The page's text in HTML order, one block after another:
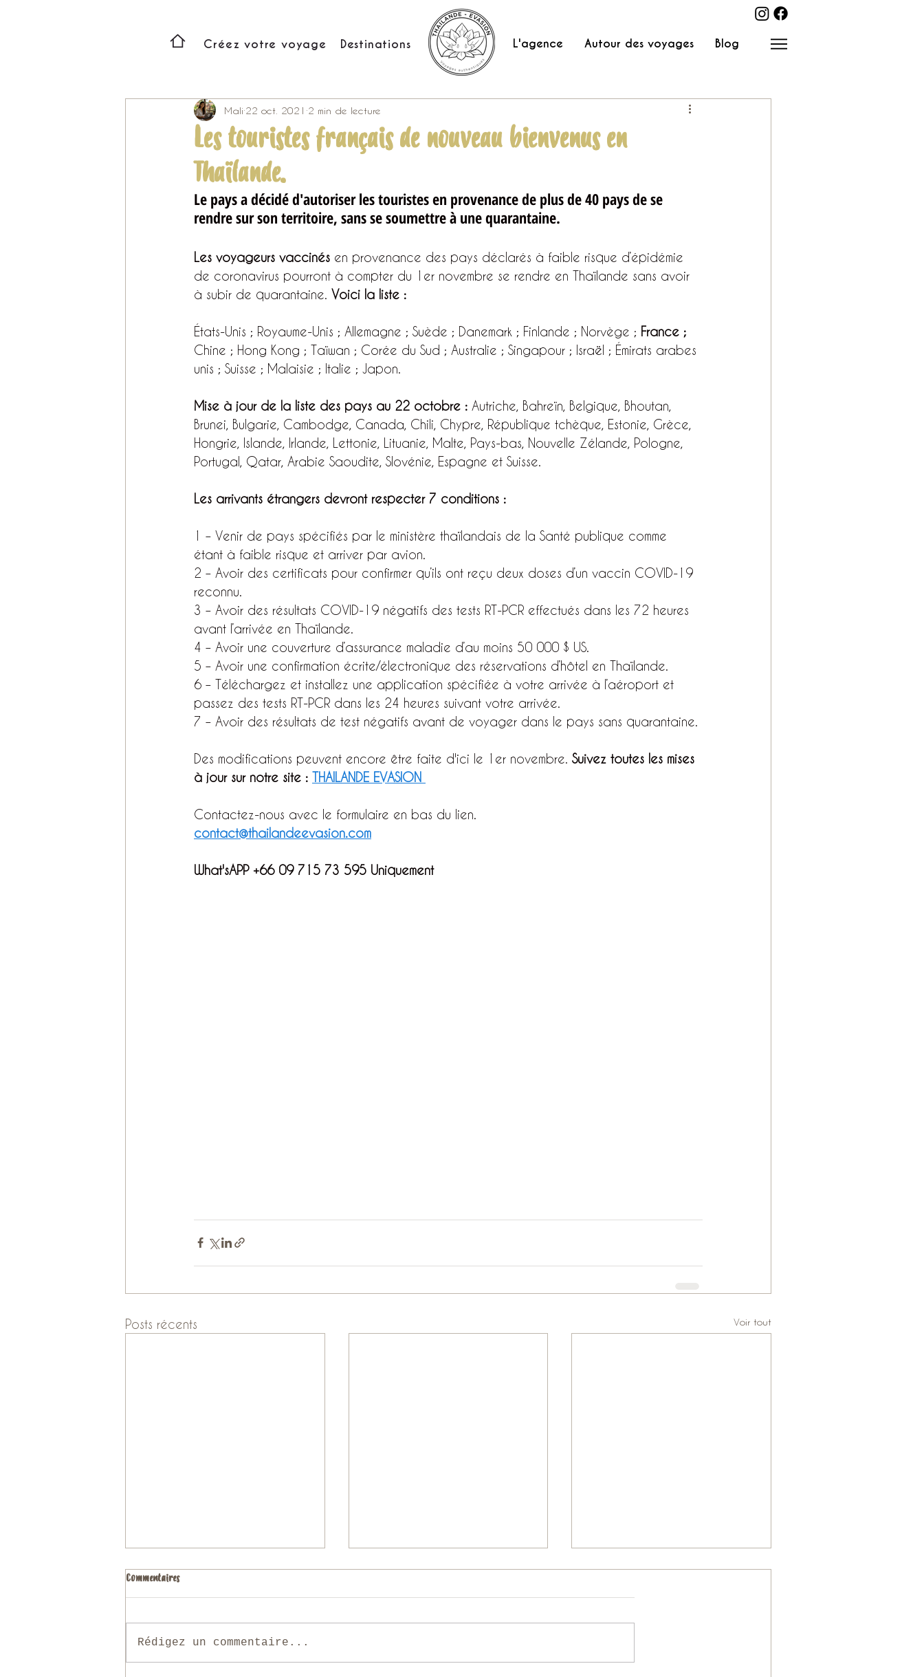
Créez votre voyage Destinations L'agence Autour des voyages Blog
Les touristes français de nouveau bienvenus en
Thaïlande.
Mali 22 oct. 2021 2 min de lecture
Le pays a décidé d'autoriser les touristes en provenance de plus de 40 pays de se
rendre sur son territoire, sans se soumettre à une quarantaine.
Les voyageurs vaccinés en provenance des pays déclarés à faible risque d’épidémie
de coronavirus pourront à compter du 1er novembre se rendre en Thaïlande sans avoir
à subir de quarantaine. Voici la liste :
États-Unis ; Royaume-Unis ; Allemagne ; Suède ; Danemark ; Finlande ; Norvège ; France ;
Chine ; Hong Kong ; Taïwan ; Corée du Sud ; Australie ; Singapour ; Israël ; Émirats arabes
unis ; Suisse ; Malaisie ; Italie ; Japon.
Mise à jour de la liste des pays au 22 octobre : Autriche, Bahreïn, Belgique, Bhoutan,
Brunei, Bulgarie, Cambodge, Canada, Chili, Chypre, République tchèque, Estonie, Grèce,
Hongrie, Islande, Irlande, Lettonie, Lituanie, Malte, Pays-bas, Nouvelle Zélande, Pologne,
Portugal, Qatar, Arabie Saoudite, Slovénie, Espagne et Suisse.
Les arrivants étrangers devront respecter 7 conditions :
1 – Venir de pays spécifiés par le ministère thaïlandais de la Santé publique comme
étant à faible risque et arriver par avion.
2 – Avoir des certificats pour confirmer qu’ils ont reçu deux doses d’un vaccin COVID-19
reconnu.
3 – Avoir des résultats COVID-19 négatifs des tests RT-PCR effectués dans les 72 heures
avant l’arrivée en Thaïlande.
4 – Avoir une couverture d’assurance maladie d’au moins 50 000 $ US.
5 – Avoir une confirmation écrite/électronique des réservations d’hôtel en Thaïlande.
6 – Téléchargez et installez une application spécifiée à votre arrivée à l’aéroport et
passez des tests RT-PCR dans les 24 heures suivant votre arrivée.
7 – Avoir des résultats de test négatifs avant de voyager dans le pays sans quarantaine.
Des modifications peuvent encore être faite d'ici le 1er novembre. Suivez toutes les mises
à jour sur notre site : THAILANDE EVASION
Contactez-nous avec le formulaire en bas du lien.
contact@thailandeevasion.com
What'sAPP +66 09 715 73 595 Uniquement
Posts récents Voir tout
Commentaires
Rédigez un commentaire...